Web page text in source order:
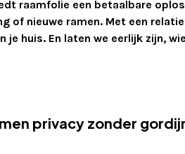
raamfolie een betaalbare
of nieuwe ramen. Met een
je huis. En laten we eerlijk zijn,
privacy zonder